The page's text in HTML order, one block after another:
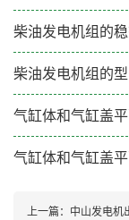
柴油发电机组的
柴油发电机组的
气缸体和气缸盖
气缸体和气缸盖
上一篇： 中山发电机